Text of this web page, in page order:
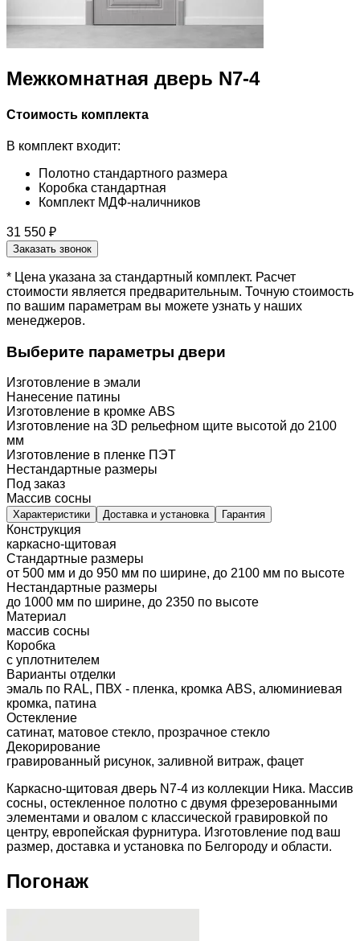
Межкомнатная дверь N7-4
Стоимость комплекта
В комплект входит:
Полотно стандартного размера
Коробка стандартная
Комплект МДФ-наличников
31 550 ₽
Заказать звонок
* Цена указана за стандартный комплект. Расчет
стоимости является предварительным. Точную стоимость
по вашим параметрам вы можете узнать у наших
менеджеров.
Выберите параметры двери
Изготовление в эмали
Нанесение патины
Изготовление в кромке ABS
Изготовление на 3D рельефном щите высотой до 2100
мм
Изготовление в пленке ПЭТ
Нестандартные размеры
Под заказ
Массив сосны
Характеристики Доставка и установка Гарантия
Конструкция
каркасно-щитовая
Стандартные размеры
от 500 мм и до 950 мм по ширине, до 2100 мм по высоте
Нестандартные размеры
до 1000 мм по ширине, до 2350 по высоте
Материал
массив сосны
Коробка
с уплотнителем
Варианты отделки
эмаль по RAL, ПВХ - пленка, кромка ABS, алюминиевая
кромка, патина
Остекление
сатинат, матовое стекло, прозрачное стекло
Декорирование
гравированный рисунок, заливной витраж, фацет
Каркасно-щитовая дверь N7-4 из коллекции Ника. Массив
сосны, остекленное полотно с двумя фрезерованными
элементами и овалом с классической гравировкой по
центру, европейская фурнитура. Изготовление под ваш
размер, доставка и установка по Белгороду и области.
Погонаж